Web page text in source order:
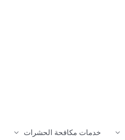
خدمات مكافحة الحشرات